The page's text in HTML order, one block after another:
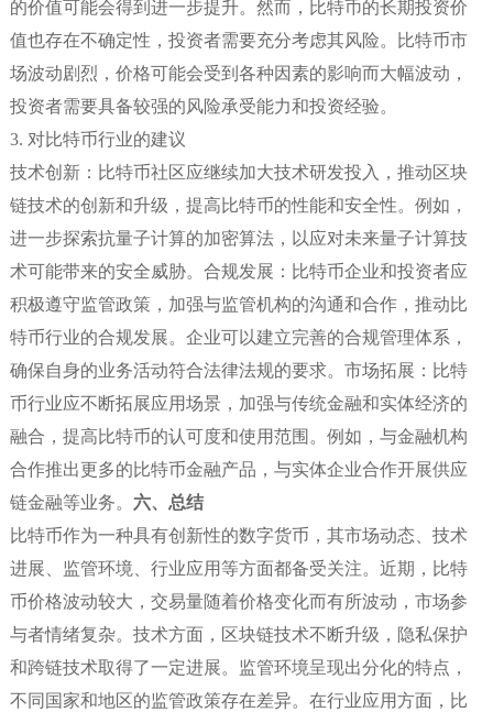
的价值可能会得到进一步提升。然而，比特币的长期投资价
值也存在不确定性，投资者需要充分考虑其风险。比特币市
场波动剧烈，价格可能会受到各种因素的影响而大幅波动，
投资者需要具备较强的风险承受能力和投资经验。
3. 对比特币行业的建议
技术创新：比特币社区应继续加大技术研发投入，推动区块
链技术的创新和升级，提高比特币的性能和安全性。例如，
进一步探索抗量子计算的加密算法，以应对未来量子计算技
术可能带来的安全威胁。合规发展：比特币企业和投资者应
积极遵守监管政策，加强与监管机构的沟通和合作，推动比
特币行业的合规发展。企业可以建立完善的合规管理体系，
确保自身的业务活动符合法律法规的要求。市场拓展：比特
币行业应不断拓展应用场景，加强与传统金融和实体经济的
融合，提高比特币的认可度和使用范围。例如，与金融机构
合作推出更多的比特币金融产品，与实体企业合作开展供应
链金融等业务。 六、总结
比特币作为一种具有创新性的数字货币，其市场动态、技术
进展、监管环境、行业应用等方面都备受关注。近期，比特
币价格波动较大，交易量随着价格变化而有所波动，市场参
与者情绪复杂。技术方面，区块链技术不断升级，隐私保护
和跨链技术取得了一定进展。监管环境呈现出分化的特点，
不同国家和地区的监管政策存在差异。在行业应用方面，比